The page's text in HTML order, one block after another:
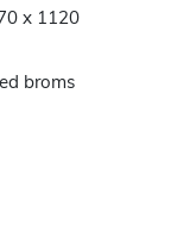
x 1120
broms